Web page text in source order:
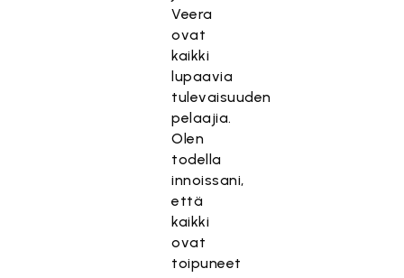
Veera
ovat
kaikki
lupaavia
tulevaisuuden
pelaajia.
Olen
todella
innoissani,
että
kaikki
ovat
toipuneet